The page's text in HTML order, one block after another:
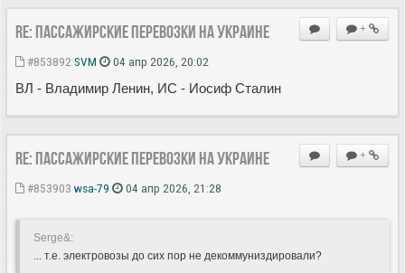
+
Re: Пассажирские перевозки на Украине
#853892 SVM 04 апр 2026, 20:02
ВЛ - Владимир Ленин, ИС - Иосиф Сталин
+
Re: Пассажирские перевозки на Украине
#853903 wsa-79 04 апр 2026, 21:28
Serge&:
... т.е. электровозы до сих пор не декоммуниздировали?